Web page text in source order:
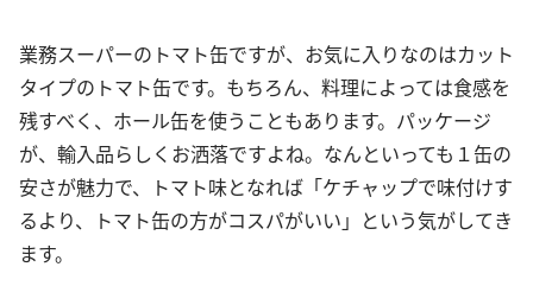
業務スーパーのトマト缶ですが、お気に入りなのはカット
タイプのトマト缶です。もちろん、料理によっては食感を
残すべく、ホール缶を使うこともあります。パッケージ
が、輸入品らしくお洒落ですよね。なんといっても１缶の
安さが魅力で、トマト味となれば「ケチャップで味付けす
るより、トマト缶の方がコスパがいい」という気がしてき
ます。